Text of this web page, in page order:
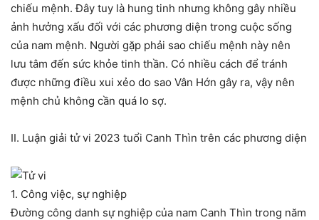
chiếu mệnh. Đây tuy là hung tinh nhưng không gây nhiều
ảnh hưởng xấu đối với các phương diện trong cuộc sống
của nam mệnh. Người gặp phải sao chiếu mệnh này nên
lưu tâm đến sức khỏe tinh thần. Có nhiều cách để tránh
được những điều xui xẻo do sao Vân Hớn gây ra, vậy nên
mệnh chủ không cần quá lo sợ.
II. Luận giải tử vi 2023 tuổi Canh Thìn trên các phương diện
1. Công việc, sự nghiệp
Đường công danh sự nghiệp của nam Canh Thìn trong năm